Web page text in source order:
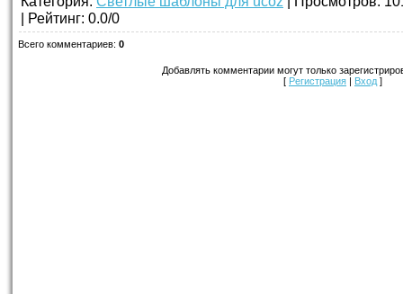
| Рейтинг: 0.0/0
Всего комментариев: 0
Добавлять комментарии могут только
[ Регистрация | Вход ]